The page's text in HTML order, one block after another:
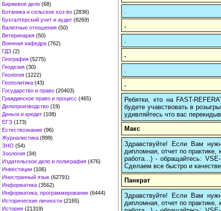
Биржевое дело (68)
Ботаника и сельское хоз-во (2836)
Бухгалтерский учет и аудит (8269)
Валютные отношения (50)
Ветеринария (50)
Военная кафедра (762)
ГДЗ (2)
География (5275)
Геодезия (30)
Геология (1222)
Геополитика (43)
Государство и право (20403)
Гражданское право и процесс (465)
Делопроизводство (19)
Деньги и кредит (108)
ЕГЭ (173)
Естествознание (96)
Журналистика (899)
ЗНО (54)
Зоология (34)
Издательское дело и полиграфия (476)
Инвестиции (106)
Иностранный язык (62791)
Информатика (3562)
Информатика, программирование (6444)
Исторические личности (2165)
История (21319)
.
.
.
Ребятки, кто на FAST-
будете учавствовать в
удивляйтесь что вас
Макс
Здравствуйте! Если Вам
дипломная, отчет по
работа...) - обращайтесь:
Сделаем все быстро и
Панкрат
Здравствуйте! Если Вам
дипломная, отчет по